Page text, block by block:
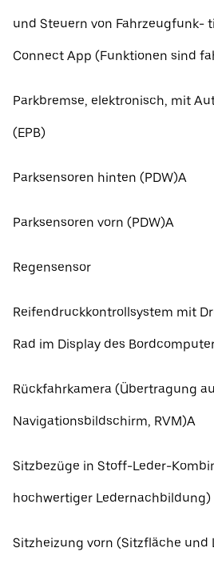
und Steuern von Fahrzeugfunk-
Connect App (Funktionen sind
Parkbremse, elektronisch, mit
(EPB)
Parksensoren hinten (PDW)A
Parksensoren vorn (PDW)A
Regensensor
Reifendruckkontrollsystem mit
Rad im Display des
Rückfahrkamera (Übertragung
Navigationsbildschirm, RVM)A
Sitzbezüge in Stoff-Leder-
hochwertiger Ledernachbildung)
Sitzheizung vorn (Sitzfläche und